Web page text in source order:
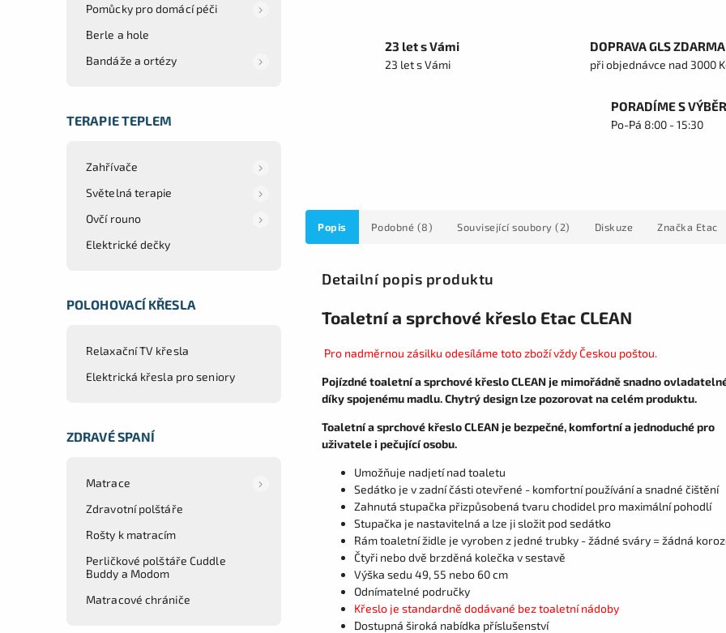
Pomůcky pro domácí péči
Berle a hole
Bandáže a ortézy
TERAPIE TEPLEM
Zahřívače
Světelná terapie
Ovčí rouno
Elektrické dečky
POLOHOVACÍ KŘESLA
Relaxační TV křesla
Elektrická křesla pro seniory
ZDRAVÉ SPANÍ
Matrace
Zdravotní polštáře
Rošty k matracím
Perličkové polštáře Cuddle
Buddy a Modom
Matracové chrániče
23 let s Vámi
23 let s Vámi
DOPRAVA GLS ZDARMA
při objednávce nad 3000
PORADÍME S
Po-Pá 8:00 - 15:30
Popis Podobné (8) Související soubory (2) Diskuze Značka Etac
Detailní popis produktu
Toaletní a sprchové křeslo Etac CLEAN
Pro nadměrnou zásilku odesíláme toto zboží vždy Českou poštou.
Pojízdné toaletní a sprchové křeslo CLEAN je mimořádně snadno
díky spojenému madlu. Chytrý design lze pozorovat na celém produktu.
Toaletní a sprchové křeslo CLEAN je bezpečné, komfortní a jednoduché pro
uživatele i pečující osobu.
Umožňuje nadjetí nad toaletu
Sedátko je v zadní části otevřené - komfortní používání a snadné čištění
Zahnutá stupačka přizpůsobená tvaru chodidel pro maximální pohodlí
Stupačka je nastavitelná a lze ji složit pod sedátko
Rám toaletní židle je vyroben z jedné trubky - žádné sváry = žádná
Čtyři nebo dvě brzděná kolečka v sestavě
Výška sedu 49, 55 nebo 60 cm
Odnímatelné područky
Křeslo je standardně dodávané bez toaletní nádoby
Dostupná široká nabídka příslušenství